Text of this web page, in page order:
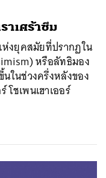
าเศร้าซึม
ห่งยุคสมัยที่ปรากฏใน
หรือลัทธิมอง
ในช่วงครึ่งหลังของ
โชเพนเฮาเออร์
EMAIL